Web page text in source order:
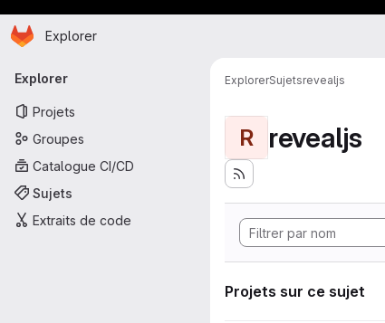
Passer au contenu principal
Page d'accueil
Explorer
Navigation principale
Explorer
Projets
Groupes
Catalogue CI/CD
Sujets
Extraits de code
ExplorerSujetsrevealjs
R revealjs
Projets sur ce sujet